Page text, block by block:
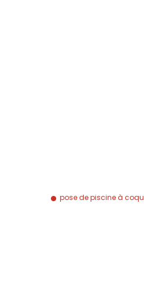
pose de piscine à